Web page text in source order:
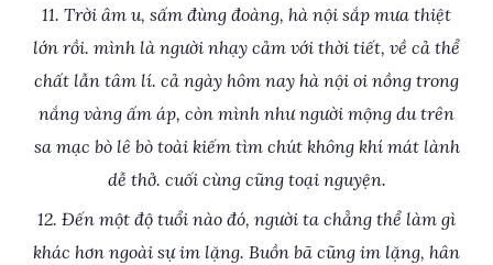
11. Trời âm u, sấm đùng đoàng, hà nội sắp mưa thiệt
lớn rồi. mình là người nhạy cảm với thời tiết, về cả thể
chất lẫn tâm lí. cả ngày hôm nay hà nội oi nồng trong
nắng vàng ấm áp, còn mình như người mộng du trên
sa mạc bò lê bò toài kiếm tìm chút không khí mát lành
dễ thở. cuối cùng cũng toại nguyện.
12. Đến một độ tuổi nào đó, người ta chẳng thể làm gì
khác hơn ngoài sự im lặng. Buồn bã cũng im lặng, hân